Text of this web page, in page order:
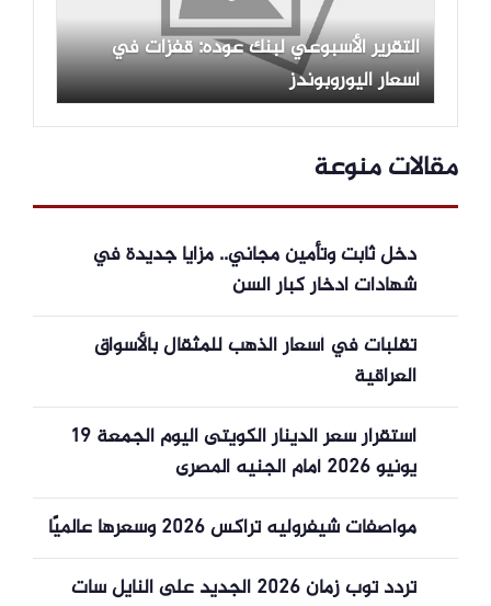
التقرير الأسبوعي لبنك عوده: قفزات في
أسعار اليوروبوندز
مقالات منوعة
دخل ثابت وتأمين مجاني.. مزايا جديدة في
شهادات ادخار كبار السن
تقلبات في أسعار الذهب للمثقال بالأسواق
العراقية
استقرار سعر الدينار الكويتى اليوم الجمعة 19
يونيو 2026 أمام الجنيه المصرى
مواصفات شيفروليه تراكس 2026 وسعرها عالميًا
تردد توب زمان 2026 الجديد على النايل سات